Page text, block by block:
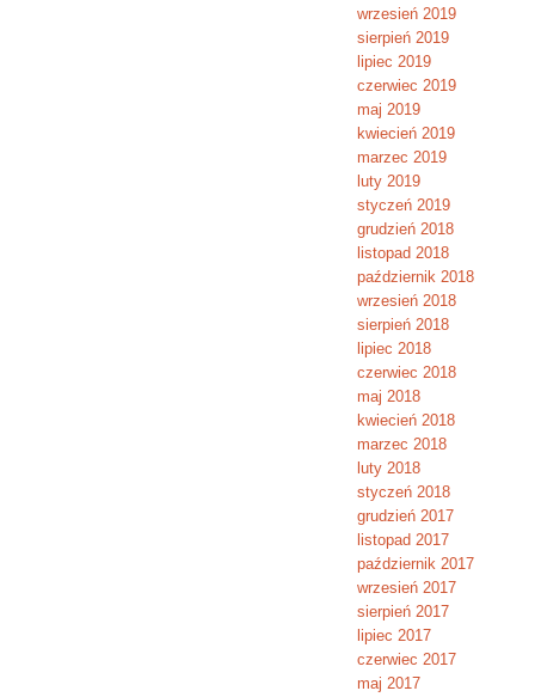
wrzesień 2019
sierpień 2019
lipiec 2019
czerwiec 2019
maj 2019
kwiecień 2019
marzec 2019
luty 2019
styczeń 2019
grudzień 2018
listopad 2018
październik 2018
wrzesień 2018
sierpień 2018
lipiec 2018
czerwiec 2018
maj 2018
kwiecień 2018
marzec 2018
luty 2018
styczeń 2018
grudzień 2017
listopad 2017
październik 2017
wrzesień 2017
sierpień 2017
lipiec 2017
czerwiec 2017
maj 2017